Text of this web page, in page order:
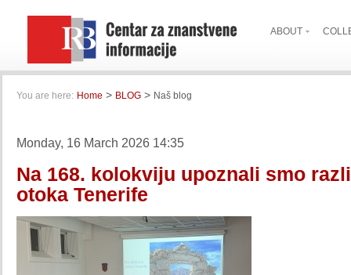
ABOUT
You are here: Home > BLOG > Naš blog
Monday, 16 March 2026 14:35
Na 168. kolokviju upoznali smo
otoka Tenerife